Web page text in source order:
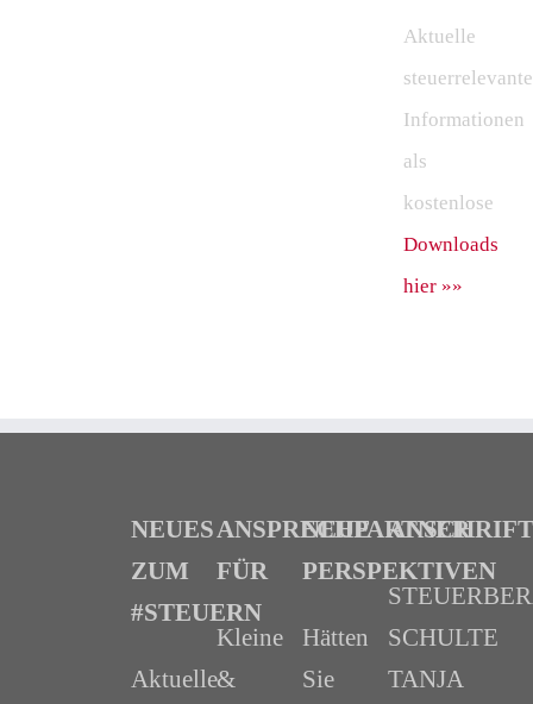
Aktuelle
steuerrelevante
Informationen
als
kostenlose
Downloads
hier »»
NEUES
ZUM
#STEUERN
Aktuelle
ANSPRECHPARTNER
FÜR
Kleine
&
NEUE
PERSPEKTIVEN
Hätten
Sie
ANSCHRIFT
SCHULTE
TANJA